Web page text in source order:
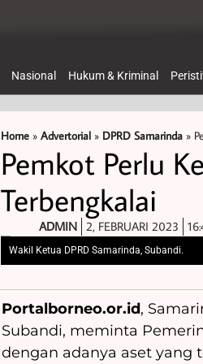
Nasional Hukum & Kriminal
Home » Advertorial » DPRD Samarinda »
Pemkot Perlu
Terbengkalai
ADMIN 2, FEBRUARI 2023
Wakil Ketua DPRD Samarinda, Subandi.
Portalborneo.or.id,
Subandi, meminta
dengan adanya aset yang